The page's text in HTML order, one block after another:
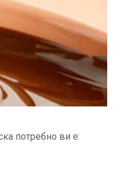
потребно ви е: